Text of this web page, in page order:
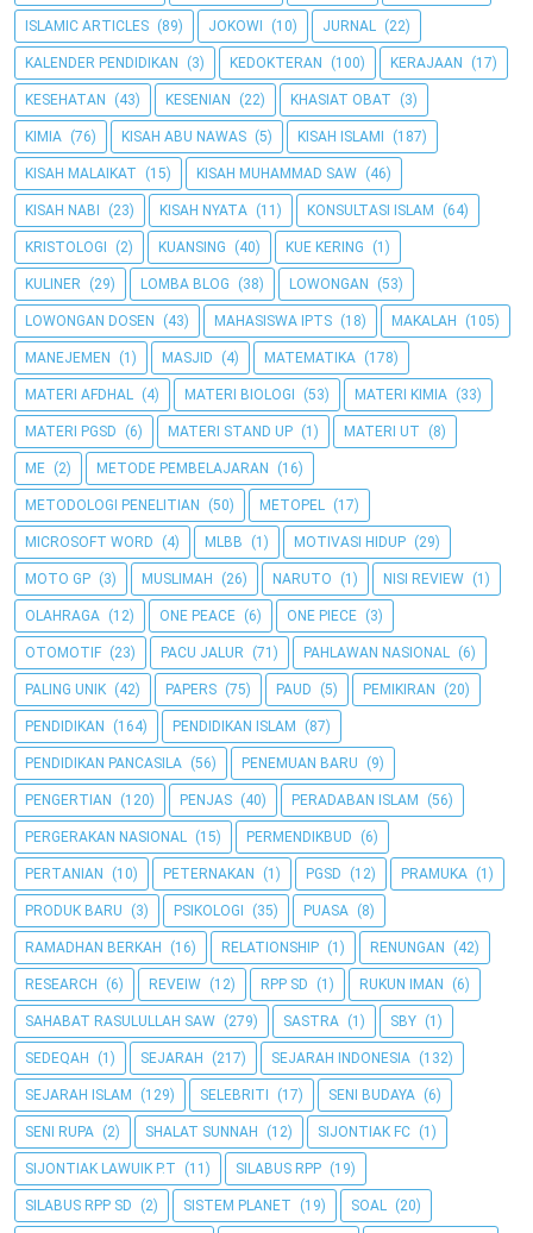
ISLAMIC ARTICLES (89) JOKOWI (10) JURNAL (22)
KALENDER PENDIDIKAN (3) KEDOKTERAN (100) KERAJAAN (17)
KESEHATAN (43) KESENIAN (22) KHASIAT OBAT (3)
KIMIA (76) KISAH ABU NAWAS (5) KISAH ISLAMI (187)
KISAH MALAIKAT (15) KISAH MUHAMMAD SAW (46)
KISAH NABI (23) KISAH NYATA (11) KONSULTASI ISLAM (64)
KRISTOLOGI (2) KUANSING (40) KUE KERING (1)
KULINER (29) LOMBA BLOG (38) LOWONGAN (53)
LOWONGAN DOSEN (43) MAHASISWA IPTS (18) MAKALAH (105)
MANEJEMEN (1) MASJID (4) MATEMATIKA (178)
MATERI AFDHAL (4) MATERI BIOLOGI (53) MATERI KIMIA (33)
MATERI PGSD (6) MATERI STAND UP (1) MATERI UT (8)
ME (2) METODE PEMBELAJARAN (16)
METODOLOGI PENELITIAN (50) METOPEL (17)
MICROSOFT WORD (4) MLBB (1) MOTIVASI HIDUP (29)
MOTO GP (3) MUSLIMAH (26) NARUTO (1) NISI REVIEW (1)
OLAHRAGA (12) ONE PEACE (6) ONE PIECE (3)
OTOMOTIF (23) PACU JALUR (71) PAHLAWAN NASIONAL (6)
PALING UNIK (42) PAPERS (75) PAUD (5) PEMIKIRAN (20)
PENDIDIKAN (164) PENDIDIKAN ISLAM (87)
PENDIDIKAN PANCASILA (56) PENEMUAN BARU (9)
PENGERTIAN (120) PENJAS (40) PERADABAN ISLAM (56)
PERGERAKAN NASIONAL (15) PERMENDIKBUD (6)
PERTANIAN (10) PETERNAKAN (1) PGSD (12) PRAMUKA (1)
PRODUK BARU (3) PSIKOLOGI (35) PUASA (8)
RAMADHAN BERKAH (16) RELATIONSHIP (1) RENUNGAN (42)
RESEARCH (6) REVEIW (12) RPP SD (1) RUKUN IMAN (6)
SAHABAT RASULULLAH SAW (279) SASTRA (1) SBY (1)
SEDEQAH (1) SEJARAH (217) SEJARAH INDONESIA (132)
SEJARAH ISLAM (129) SELEBRITI (17) SENI BUDAYA (6)
SENI RUPA (2) SHALAT SUNNAH (12) SIJONTIAK FC (1)
SIJONTIAK LAWUIK P.T (11) SILABUS RPP (19)
SILABUS RPP SD (2) SISTEM PLANET (19) SOAL (20)